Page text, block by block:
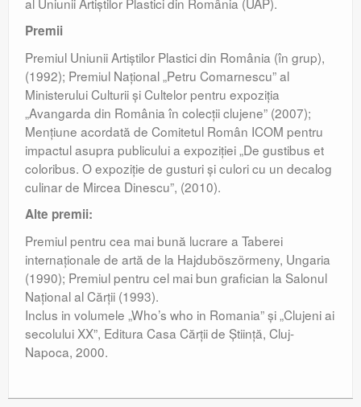
Premii
Premiul Uniunii Artiştilor Plastici din România (în grup),
(1992); Premiul Naţional „Petru Comarnescu” al
Ministerului Culturii şi Cultelor pentru expoziţia
„Avangarda din România în colecţii clujene” (2007);
Menţiune acordată de Comitetul Român ICOM pentru
impactul asupra publicului a expoziţiei „De gustibus et
coloribus. O expoziţie de gusturi şi culori cu un decalog
culinar de Mircea Dinescu”, (2010).
Alte premii:
Premiul pentru cea mai bună lucrare a Taberei
internaţionale de artă de la Hajduböszörmeny, Ungaria
(1990); Premiul pentru cel mai bun grafician la Salonul
Naţional al Cărţii (1993).
Inclus in volumele „Who’s who in Romania” şi „Clujeni ai
secolului XX”, Editura Casa Cărţii de Ştiinţă, Cluj-
Napoca, 2000.